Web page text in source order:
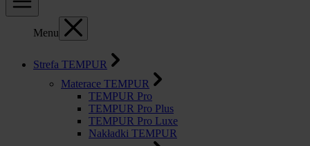
Menu
Strefa TEMPUR
Materace TEMPUR
TEMPUR Pro
TEMPUR Pro Plus
TEMPUR Pro Luxe
Nakładki TEMPUR